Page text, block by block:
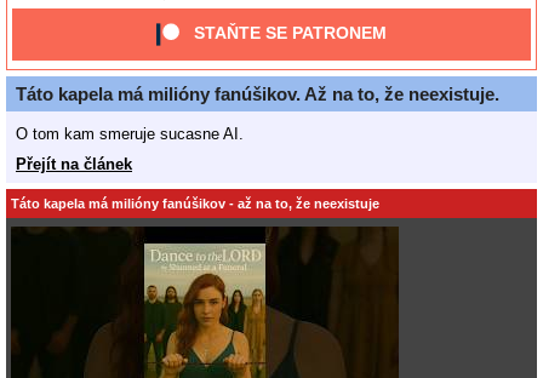
STAŇTE SE PATRONEM
Táto kapela má milióny fanúšikov. Až na to, že neexistuje.
O tom kam smeruje sucasne AI.
Přejít na článek
Táto kapela má milióny fanúšikov - až na to, že neexistuje